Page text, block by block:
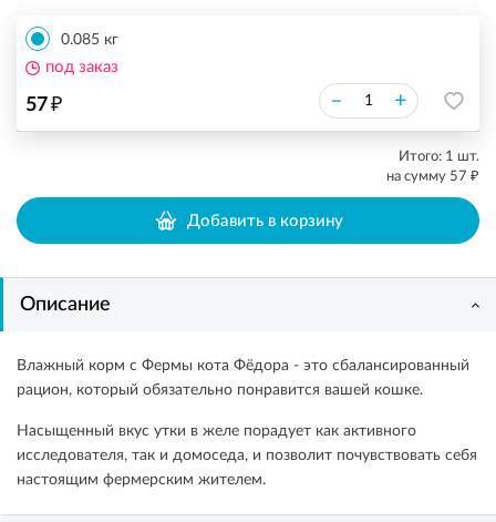
0.085 кг
57₽ – +
под заказ
Итого: 1 шт.
на сумму 57 ₽
Добавить в корзину
Описание
Влажный корм с Фермы кота Фёдора - это сбалансированный
рацион, который обязательно понравится вашей кошке.
Насыщенный вкус утки в желе порадует как активного
исследователя, так и домоседа, и позволит почувствовать себя
настоящим фермерским жителем.